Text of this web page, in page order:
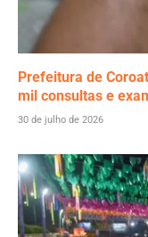
Prefeitura de
mil consultas e
30 de julho de 2026